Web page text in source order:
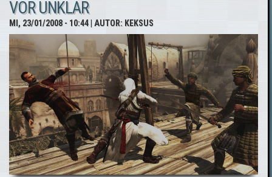
Ubisoft
VOR UNKLAR
MI, 23/01/2008 - 10:44| AUTOR: KEKSUS